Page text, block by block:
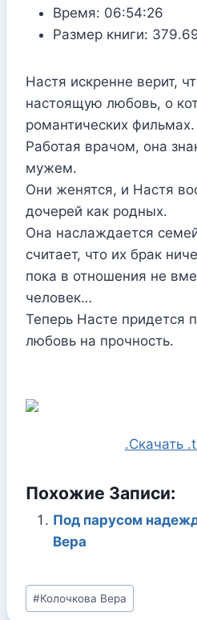
Время: 06:54:26
Размер книги:
Настя искренне верит,
настоящую любовь, о
романтических фильмах.
Работая врачом, она
мужем.
Они женятся, и Настя
дочерей как родных.
Она наслаждается
считает, что их брак
пока в отношения не
человек…
Теперь Насте придется
любовь на прочность.
.Скачать
Похожие Записи:
Под парусом
Вера
Метки
записи:
#Колочкова Вера